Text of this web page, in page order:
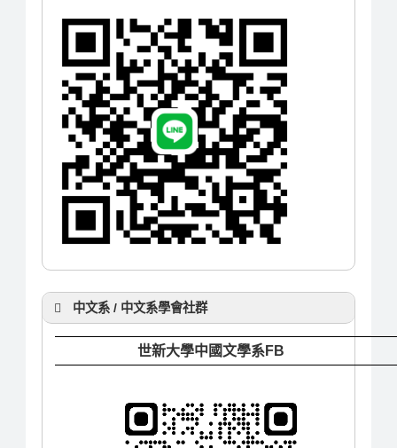
中文系 / 中文系學會社群
世新大學中國文學系FB